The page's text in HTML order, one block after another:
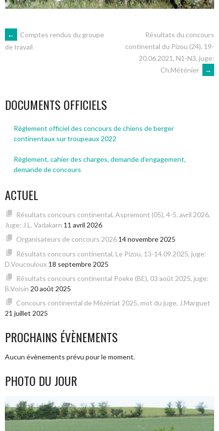
NAVIGATION
ARTICLES
←
Comptes rendus du groupe
de travail
Résultats du concours
continental du Pizou (24), 19-
20.06.2021, N1-N3, juge:
Ch.Méténier
→
DOCUMENTS OFFICIELS
Règlement officiel des concours de chiens de berger
continentaux sur troupeaux 2022
Règlement, cahier des charges, demande d’engagement,
demande de concours
ACTUEL
Résultats concours continental, Aspremont (05), 4-5. avril 2026,
Juge: J.L. Vadakarn 11 avril 2026
Organisateurs de concours 2026 14 novembre 2025
Résultats concours continental, Le Pizou, 13-14.09.2025, juge:
D.Voucouloux 18 septembre 2025
Résultats concours continental Poeke (BE), 03 août 2025, juge:
B.Voisin 20 août 2025
Concours continental de Mézériat 2025, mot du juge, J.Marguet
21 juillet 2025
PROCHAINS ÉVÈNEMENTS
Aucun évènements prévu pour le moment.
PHOTO DU JOUR